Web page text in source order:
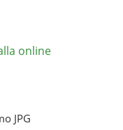
online
JPG